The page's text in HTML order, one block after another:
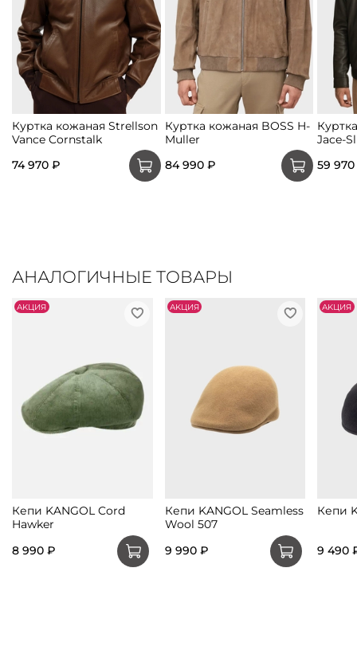
Куртка кожаная Strellson
Vance Cornstalk
74 970 ₽
Куртка кожаная BOSS H-
Muller
84 990 ₽
Jace-
59
АНАЛОГИЧНЫЕ ТОВАРЫ
АKЦИЯ
Кепи KANGOL Cord
Hawker
8 990 ₽
АKЦИЯ
Кепи KANGOL Seamless
Wool 507
9 990 ₽
АKЦИЯ
Кепи
9 490